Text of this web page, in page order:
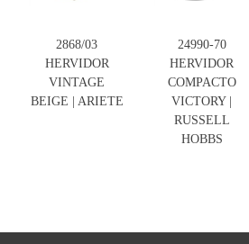
2868/03
HERVIDOR
VINTAGE
BEIGE | ARIETE
24990-70
HERVIDOR
COMPACTO
VICTORY |
RUSSELL
HOBBS